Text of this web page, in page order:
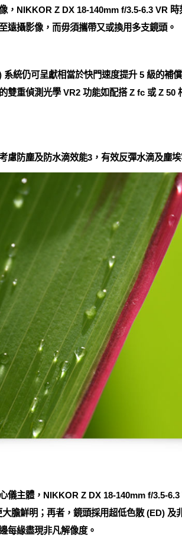
，NIKKOR Z DX 18-140mm f/3.5-6.3 VR
遠攝影像，而毋須攜帶又或換用多支鏡頭。
統仍可呈獻相當於快門速度提升 5 級的補
雙重偵測光學 VR2 功能如配搭 Z fc 或 Z 50
慮防塵及防水滴效能3，有效反彈水滴及塵
儀主體，NIKKOR Z DX 18-140mm f/3.5-
膽鮮明；再者，鏡頭採用超低色散 (ED)
每緣盡現非凡解像度。